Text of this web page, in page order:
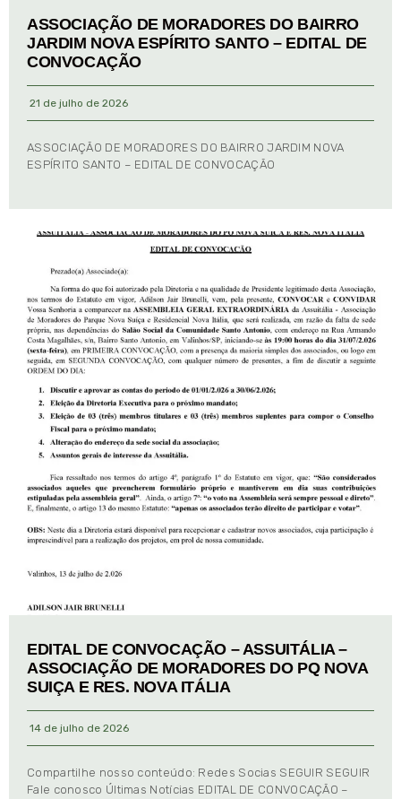
ASSOCIAÇÃO DE MORADORES DO BAIRRO
JARDIM NOVA ESPÍRITO SANTO – EDITAL DE
CONVOCAÇÃO
21 de julho de 2026
ASSOCIAÇÃO DE MORADORES DO BAIRRO JARDIM NOVA
ESPÍRITO SANTO – EDITAL DE CONVOCAÇÃO
EDITAL DE CONVOCAÇÃO – ASSUITÁLIA –
ASSOCIAÇÃO DE MORADORES DO PQ NOVA
SUIÇA E RES. NOVA ITÁLIA
14 de julho de 2026
Compartilhe nosso conteúdo: Redes Socias SEGUIR SEGUIR
Fale conosco Últimas Notícias EDITAL DE CONVOCAÇÃO –